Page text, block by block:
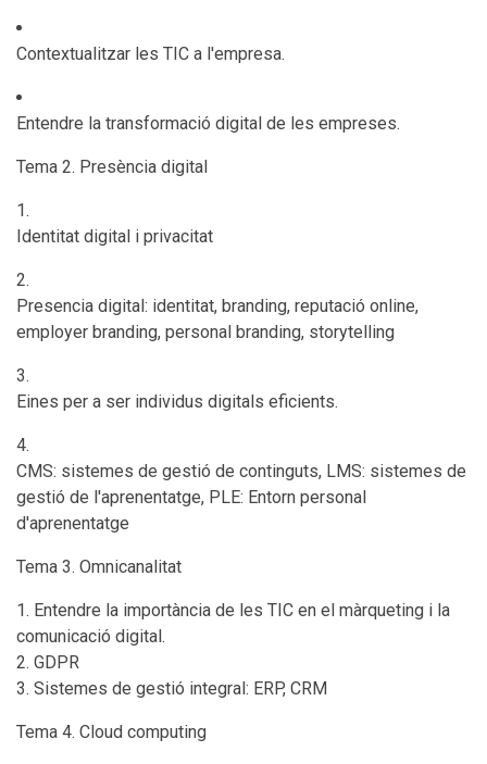
Contextualitzar les TIC a l'empresa.
Entendre la transformació digital de les empreses.
Tema 2. Presència digital
Identitat digital i privacitat
Presencia digital: identitat, branding, reputació online,
employer branding, personal branding, storytelling
Eines per a ser individus digitals eficients.
CMS: sistemes de gestió de continguts, LMS: sistemes de
gestió de l'aprenentatge, PLE: Entorn personal
d'aprenentatge
Tema 3. Omnicanalitat
Entendre la importància de les TIC en el màrqueting i la
comunicació digital.
GDPR
Sistemes de gestió integral: ERP, CRM
Tema 4. Cloud computing